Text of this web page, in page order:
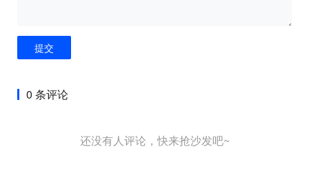
提交
0 条评论
还没有人评论，快来抢沙发吧~